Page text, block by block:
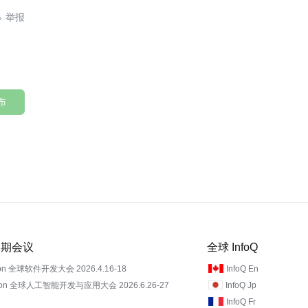
会议
全球软件开发大会 2026.4.16-18
全球人工智能开发与应用大会 2026.6.26-27
全球 InfoQ
InfoQ En
InfoQ Jp
InfoQ Fr